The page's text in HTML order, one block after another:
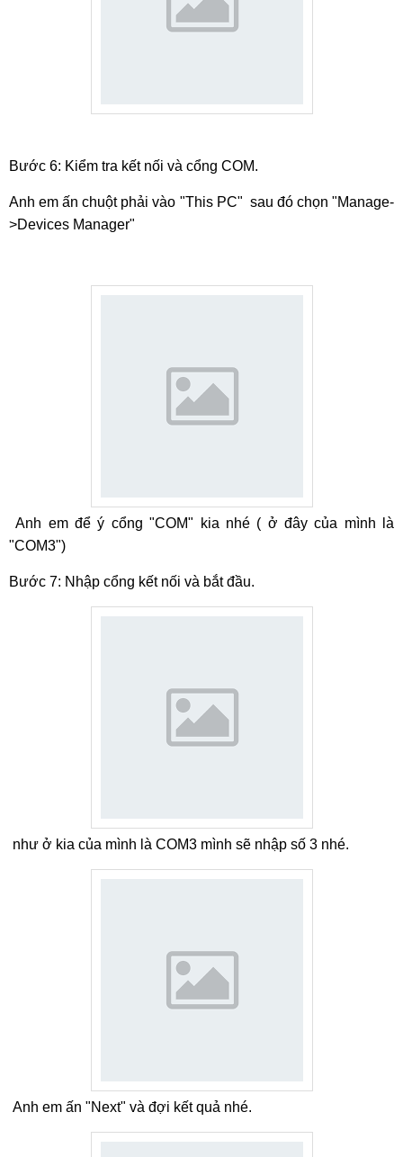
Bước 6: Kiểm tra kết nối và cổng COM.
Anh em ấn chuột phải vào "This PC" sau đó chọn "Manage-
>Devices Manager"
Anh em để ý cổng "COM" kia nhé ( ở đây của mình là
"COM3")
Bước 7: Nhập cổng kết nối và bắt đầu.
như ở kia của mình là COM3 mình sẽ nhập số 3 nhé.
Anh em ấn "Next" và đợi kết quả nhé.